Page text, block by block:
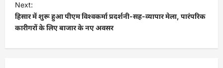
n
a
Next:
हिसार में शुरू हुआ पीएम विश्वकर्मा प्रदर्शनी-सह-व्यापार मेला, पारंपरिक
कारीगरों के लिए बाजार के नए अवसर